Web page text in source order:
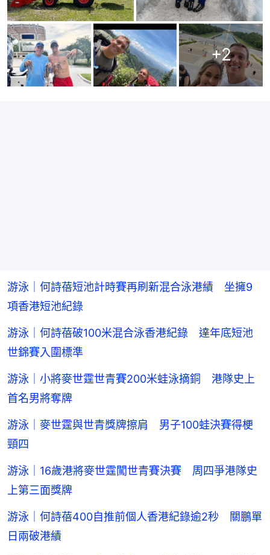
+2
游泳｜何詩蓓短池計時賽再刷新混合泳港績 坐擁9
項香港短池紀錄
游泳｜何詩蓓破100米混合泳香港紀錄 達年底短池
世錦賽入圍標準
游泳｜小將麥世霆世青賽200米蛙泳摘銅 港隊史上
首名男將奪牌
游泳｜麥世霆與世青獎牌擦肩 男子100蛙決賽得梗
頸四
游泳｜16歲港將麥世霆闖世青賽決賽 周四爭港隊史
上第三面獎牌
游泳｜何詩蓓400自推前個人香港紀錄逾2秒 關鵬單
日兩破港績